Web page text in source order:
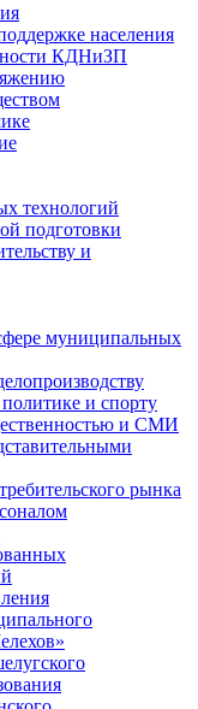
населения
КДНиЗП
технологий
подготовки
и
муниципальных
и спорту
и СМИ
рынка